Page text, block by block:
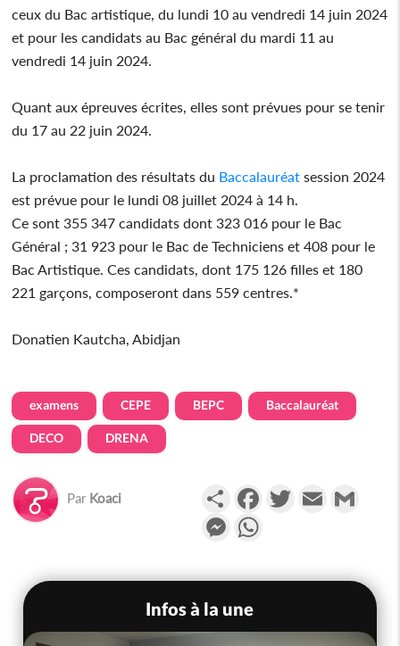
ceux du Bac artistique, du lundi 10 au vendredi 14 juin 2024
et pour les candidats au Bac général du mardi 11 au
vendredi 14 juin 2024.
Quant aux épreuves écrites, elles sont prévues pour se tenir
du 17 au 22 juin 2024.
La proclamation des résultats du Baccalauréat session 2024
est prévue pour le lundi 08 juillet 2024 à 14 h.
Ce sont 355 347 candidats dont 323 016 pour le Bac
Général ; 31 923 pour le Bac de Techniciens et 408 pour le
Bac Artistique. Ces candidats, dont 175 126 filles et 180
221 garçons, composeront dans 559 centres.*
Donatien Kautcha, Abidjan
examens CEPE BEPC Baccalauréat
DECO DRENA
Par Koaci PartagerFacebookTwitterEmail
Messenger
Infos à la une